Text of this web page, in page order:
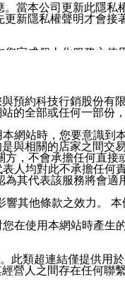
當本公司更新此隱
新隱私權聲明才會
完成個人化服務之
本網站各項服務之
服務好友，您仍可接
其他目的的訊息皆
。
證官方帳號的通知型訊
預約科技行銷股份
全部或任何一部份
網站時，您要意識
與相關的店家之間
，不會承擔任何直
人均對此不承擔任
其代表該服務將會
其他條款之效力。
在使用本網站時產
此類超連結僅提供
營人之間存在任何聯繫